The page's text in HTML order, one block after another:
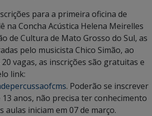
para a primeira oficina de
na Concha Acústica Helena Meirelles
de Cultura de Mato Grosso do Sul, as
pelo musicista Chico Simão, ao
vagas, as inscrições são gratuitas e
link:
. Poderão se inscrever
anos, não precisa ter conhecimento
aulas iniciam em 07 de março.